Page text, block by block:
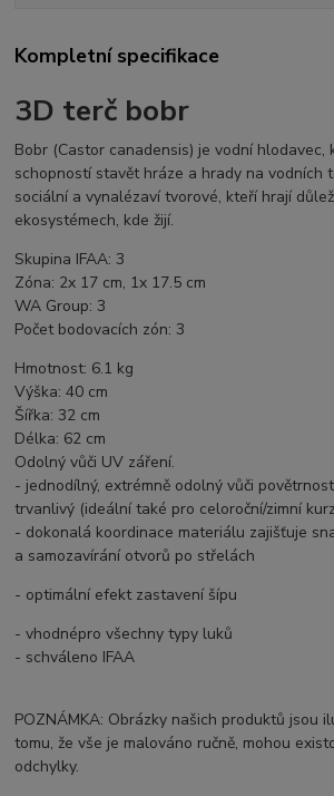
Kompletní specifikace
3D terč bobr
Bobr (Castor canadensis) je vodní hlodavec,
schopností stavět hráze a hrady na vodních
sociální a vynalézaví tvorové, kteří hrají
ekosystémech, kde žijí.
Skupina IFAA: 3
Zóna: 2x 17 cm, 1x 17.5 cm
WA Group: 3
Počet bodovacích zón: 3
Hmotnost: 6.1 kg
Výška: 40 cm
Šířka: 32 cm
Délka: 62 cm
Odolný vůči UV záření.
- jednodílný, extrémně odolný vůči
trvanlivý (ideální také pro celoroční/zimní
- dokonalá koordinace materiálu zajišťuje
a samozavírání otvorů po střelách
- optimální efekt zastavení šípu
- vhodnépro všechny typy luků
- schváleno IFAA
POZNÁMKA: Obrázky našich produktů jsou
tomu, že vše je malováno ručně, mohou
odchylky.